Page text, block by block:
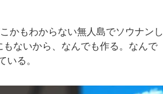
もわからない無人島でソウナンし
ないから、なんでも作る。なんで
る。